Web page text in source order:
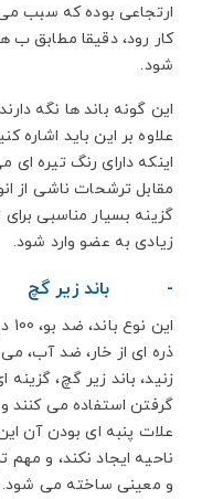
ارتجاعی بوده که سبب
کار رود، دقیقا مطابق
شود.
این گونه باند ها نگه
علاوه بر این باید اشاره
اینکه دارای رنگ تیره
مقابل ترشحات ناشی از
گزینه بسیار مناسبی
زیادی به عضو وارد شود.
- باند زیر گچ
ذره ای از خار، ضد آب،
زنید، باند زیر گچ،
گرفتن استفاده می کنند
علات پنبه ای بودن آن
ناحیه ایجاد نکند، و
و معینی ساخته می شود.